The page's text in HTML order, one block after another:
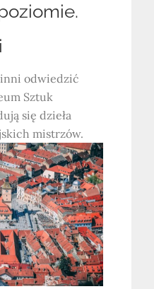
odwiedzić
Sztuk
się dzieła
mistrzów.